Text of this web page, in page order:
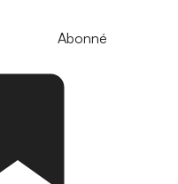
Abonné